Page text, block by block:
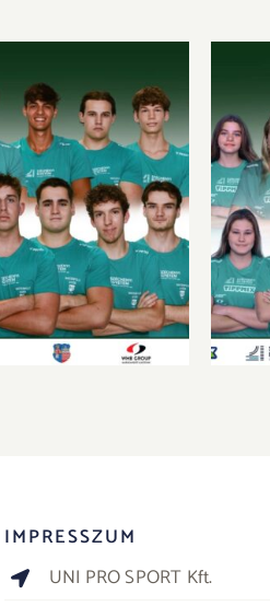
voltak
IMPRESSZUM
UNI PRO SPORT Kft.